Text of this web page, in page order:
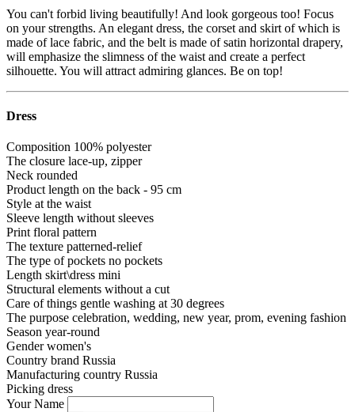
You can't forbid living beautifully! And look gorgeous too! Focus
on your strengths. An elegant dress, the corset and skirt of which is
made of lace fabric, and the belt is made of satin horizontal drapery,
will emphasize the slimness of the waist and create a perfect
silhouette. You will attract admiring glances. Be on top!
Dress
Composition 100% polyester
The closure lace-up, zipper
Neck rounded
Product length on the back - 95 cm
Style at the waist
Sleeve length without sleeves
Print floral pattern
The texture patterned-relief
The type of pockets no pockets
Length skirt\dress mini
Structural elements without a cut
Care of things gentle washing at 30 degrees
The purpose celebration, wedding, new year, prom, evening fashion
Season year-round
Gender women's
Country brand Russia
Manufacturing country Russia
Picking dress
Your Name